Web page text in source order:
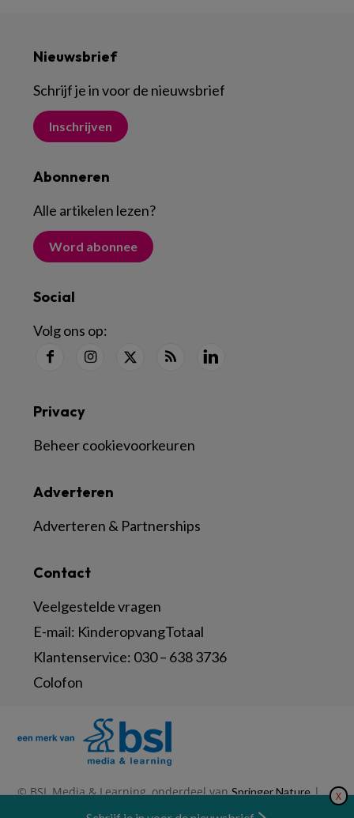
Nieuwsbrief
Schrijf je in voor de nieuwsbrief
Inschrijven
Abonneren
Alle artikelen lezen?
Word abonnee
Social
Volg ons op:
Contact
Veelgestelde vragen
E-mail: KinderopvangTotaal
Klantenservice: 030 – 638 3736
Colofon
Adverteren
Adverteren & Partnerships
Privacy
Beheer cookievoorkeuren
© BSL Media & Learning, onderdeel vanSpringer Nature| X